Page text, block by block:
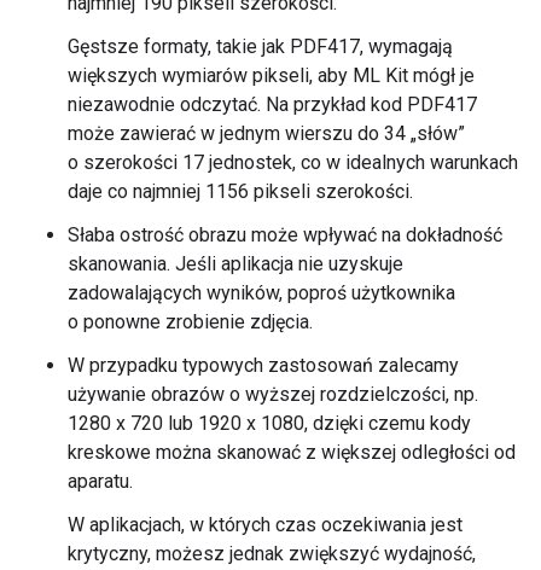
Gęstsze formaty, takie jak PDF417, wymagają
większych wymiarów pikseli, aby ML Kit mógł je
niezawodnie odczytać. Na przykład kod PDF417
może zawierać w jednym wierszu do 34 „słów”
o szerokości 17 jednostek, co w idealnych warunkach
daje co najmniej 1156 pikseli szerokości.
Słaba ostrość obrazu może wpływać na dokładność
skanowania. Jeśli aplikacja nie uzyskuje
zadowalających wyników, poproś użytkownika
o ponowne zrobienie zdjęcia.
W przypadku typowych zastosowań zalecamy
używanie obrazów o wyższej rozdzielczości, np.
1280 x 720 lub 1920 x 1080, dzięki czemu kody
kreskowe można skanować z większej odległości od
aparatu.
W aplikacjach, w których czas oczekiwania jest
krytyczny, możesz jednak zwiększyć wydajność,